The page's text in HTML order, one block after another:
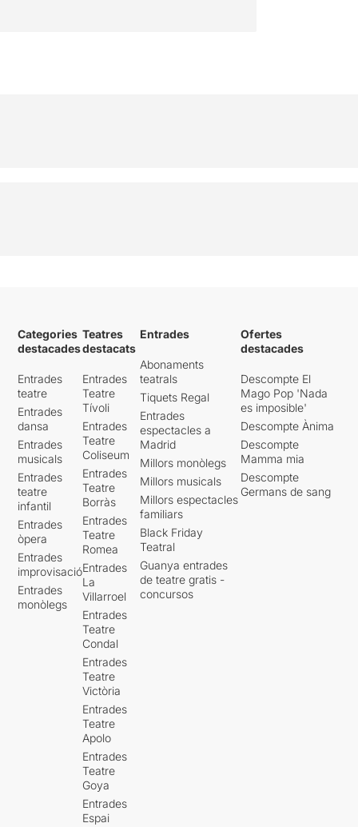
Categories
destacades
Entrades
teatre
Entrades
dansa
Entrades
musicals
Entrades
teatre
infantil
Entrades
òpera
Entrades
improvisació
Entrades
monòlegs
Teatres
destacats
Entrades
Teatre
Tívoli
Entrades
Teatre
Coliseum
Entrades
Teatre
Borràs
Entrades
Teatre
Romea
Entrades
La
Villarroel
Entrades
Teatre
Condal
Entrades
Teatre
Victòria
Entrades
Teatre
Apolo
Entrades
Teatre
Goya
Entrades
Espai
Entrades
Abonaments
teatrals
Tiquets Regal
Entrades
espectacles a
Madrid
Millors monòlegs
Millors musicals
Millors espectacles
familiars
Black Friday
Teatral
Guanya entrades
de teatre gratis -
concursos
Ofertes
destacades
Descompte El
Mago Pop 'Nada
es imposible'
Descompte Ànima
Descompte
Mamma mia
Descompte
Germans de sang